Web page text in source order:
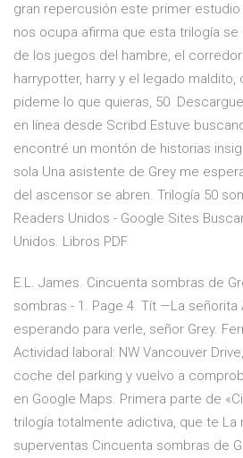
gran repercusión este primer
nos ocupa afirma que esta trilogía
de los juegos del hambre, el
harrypotter, harry y el legado
pideme lo que quieras, 50
en línea desde Scribd Estuve
encontré un montón de historias
sola Una asistente de Grey me
del ascensor se abren. Trilogía 50
Readers Unidos - Google Sites
Unidos. Libros PDF
E.L. James. Cincuenta sombras de
sombras - 1. Page 4. Tít —La
esperando para verle, señor Grey.
Actividad laboral: NW Vancouver
coche del parking y vuelvo a
en Google Maps. Primera parte de
trilogía totalmente adictiva, que te La
superventas Cincuenta sombras de